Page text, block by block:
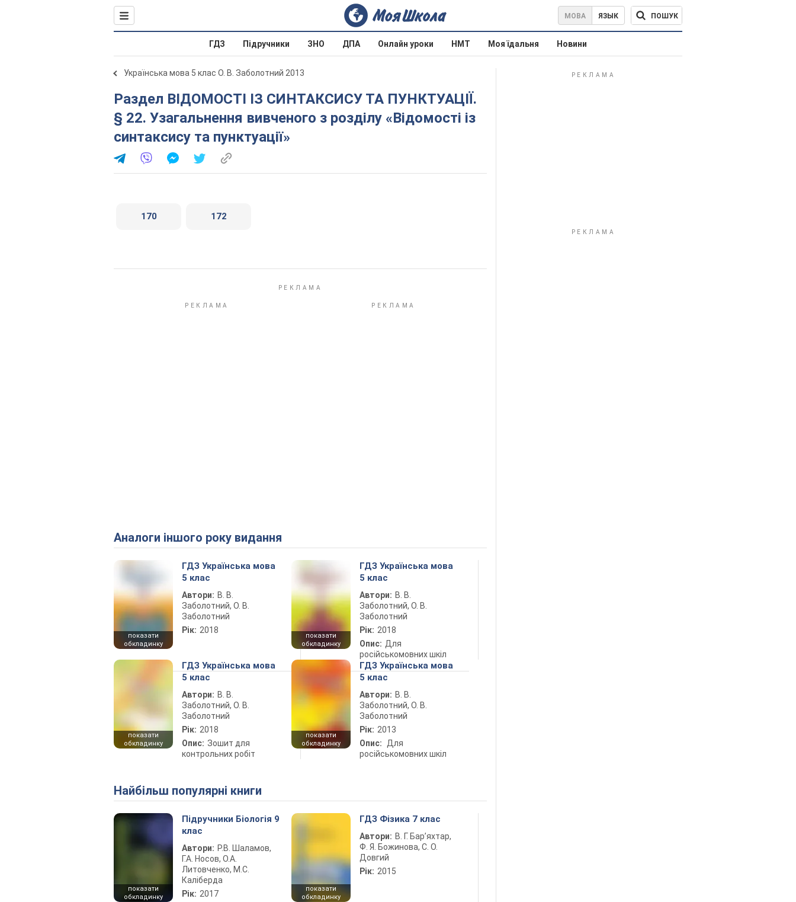
МОВА ЯЗЫК ПОШУК
ГДЗ Підручники ЗНО ДПА Онлайн уроки НМТ Моя їдальня Новини
Українська мова 5 клас О. В. Заболотний 2013
Раздел ВІДОМОСТІ ІЗ СИНТАКСИСУ ТА ПУНКТУАЦІЇ.
§ 22. Узагальнення вивченого з розділу «Відомості із
синтаксису та пунктуації»
170 172
Аналоги іншого року видання
показати
обкладинку
ГДЗ Українська мова
5 клас
Автори: В. В.
Заболотний, О. В.
Заболотний
Рік: 2018
показати
обкладинку
ГДЗ Українська мова
5 клас
Автори: В. В.
Заболотний, О. В.
Заболотний
Рік: 2018
Опис: Для
російськомовних шкіл
показати
обкладинку
ГДЗ Українська мова
5 клас
Автори: В. В.
Заболотний, О. В.
Заболотний
Рік: 2018
Опис: Зошит для
контрольних робіт
показати
обкладинку
ГДЗ Українська мова
5 клас
Автори: В. В.
Заболотний, О. В.
Заболотний
Рік: 2013
Опис:
Для
російськомовних шкіл
Найбільш популярні книги
показати
обкладинку
Підручники Біологія 9
клас
Автори: Р.В. Шаламов,
Г.А. Носов, О.А.
Литовченко, М.С.
Каліберда
Рік: 2017
показати
обкладинку
ГДЗ Фізика 7 клас
Автори: В. Г. Бар’яхтар,
Ф. Я. Божинова, С. О.
Довгий
Рік: 2015